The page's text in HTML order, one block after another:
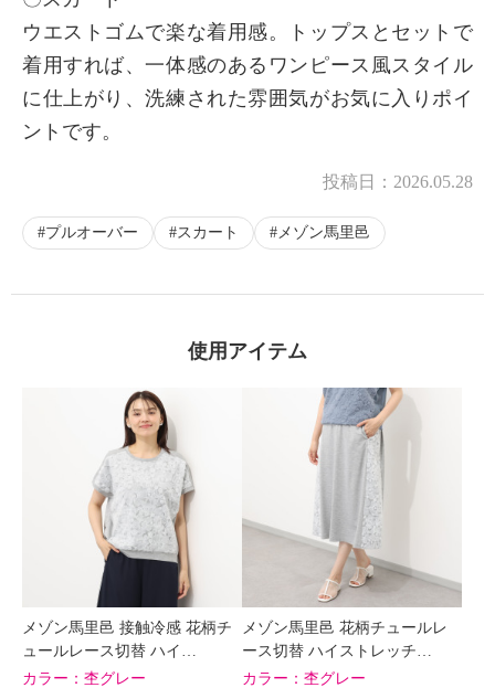
ウエストゴムで楽な着用感。トップスとセットで
着用すれば、一体感のあるワンピース風スタイル
に仕上がり、洗練された雰囲気がお気に入りポイ
ントです。
投稿日： 2026.05.28
プルオーバー スカート メゾン馬里邑
使用アイテム
メゾン馬里邑 接触冷感 花柄チ
ュールレース切替 ハイ…
カラー： 杢グレー
メゾン馬里邑 花柄チュールレ
ース切替 ハイストレッチ…
カラー： 杢グレー